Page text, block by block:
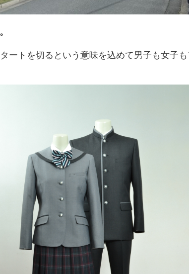
ートを切るという意味を込めて男子も女子